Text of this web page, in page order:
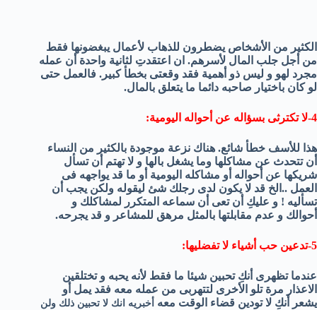
الكثير من الأشخاص يضطرون للذهاب لأعمال يبغضونها فقط
من أجل جلب المال لأسرهم. ان اعتقدتِ لثانية واحدة أن عمله
مجرد لهو و ليس ذو أهمية فقد وقعتى بخطأ كبير. فالعمل حتى
لو كان باختيار صاحبه دائما ما يتعلق بالمال.
4-لا تكترثى بسؤاله عن أحواله اليومية:
هذا للأسف خطأ شائع. هناك نزعة موجودة بالكثير من النساء
أن تتحدث عن مشاكلها وما يشغل بالها و لا تهتم أن تسأل
شريكها عن أحواله أو مشاكله اليومية أو ما قد يواجهه فى
العمل ..الخ قد لا يكون لدى رجلك شئ ليقوله ولكن يجب أن
تسأليه ! و عليكِ أن تعى أن سماعه المتكرر لمشاكلك و
أحوالك و عدم مقابلتها بالمثل مرهق للمشاعر و قد يجرحه.
5-تدعين حب أشياء لا تفضليها:
عندما تظهرى أنكِ تحبين شيئا ما فقط لأنه يحبه و تختلقين
الاعذار مرة تلو الأخرى لتتهربى من عمله معه فقد يمل أو
يشعر أنكِ لا تودين قضاء الوقت معه أخبريه انك لا تحبين ذلك ولن